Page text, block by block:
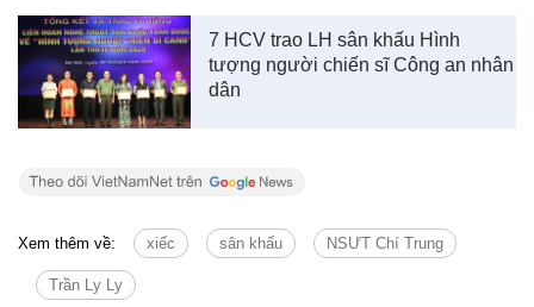
7 HCV trao LH sân khấu Hình
tượng người chiến sĩ Công an nhân
dân
Xem thêm về: xiếc sân khấu NSƯT Chí Trung
Trần Ly Ly